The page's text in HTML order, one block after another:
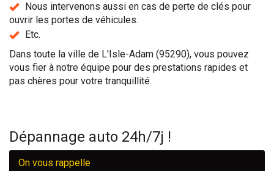
Nous intervenons aussi en cas de perte de clés pour
ouvrir les portes de véhicules.
Etc.
Dans toute la ville de L'Isle-Adam (95290), vous pouvez
vous fier à notre équipe pour des prestations rapides et
pas chères pour votre tranquillité.
Dépannage auto 24h/7j !
On vous rappelle